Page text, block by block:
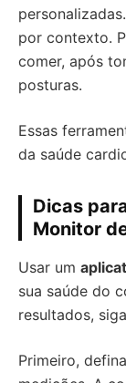
por contexto.
comer, após
posturas.
Essas
da saúde
Dicas
Monitor
Usar um
sua saúde do
resultados,
Primeiro,